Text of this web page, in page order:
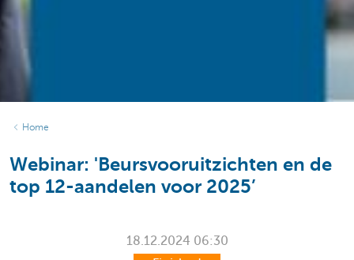
Home
Webinar: 'Beursvooruitzichten en de
top 12-aandelen voor 2025’
18.12.2024 06:30